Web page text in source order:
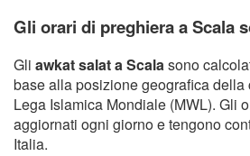
Gli orari di preghiera a Scala
Gli awkat salat a Scalasono
base alla posizione geografica della
Lega Islamica Mondiale (MWL). Gli
aggiornati ogni giorno e tengono
Italia.